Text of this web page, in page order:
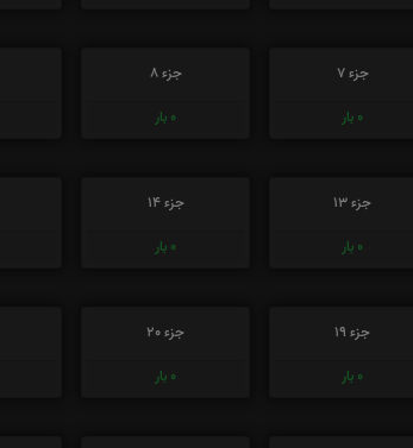
جزء 7
0 بار
جزء 8
0 بار
جزء 13
0 بار
جزء 14
0 بار
جزء 19
0 بار
جزء 20
0 بار